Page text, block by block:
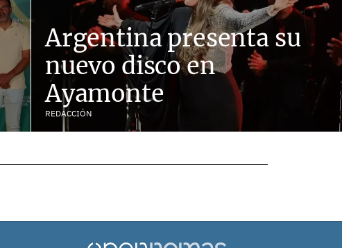
Argentina presenta su
nuevo disco en
Ayamonte
REDACCIÓN